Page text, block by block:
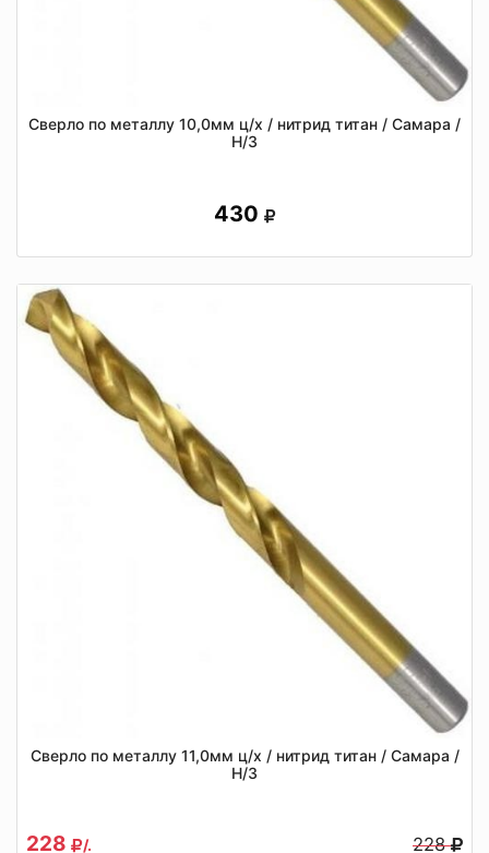
Сверло по металлу 10,0мм ц/х / нитрид титан / Самара /
Н/З
430
Сверло по металлу 11,0мм ц/х / нитрид титан / Самара /
Н/З
228 /. 228